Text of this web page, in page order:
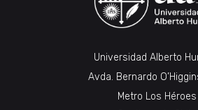
Universidad Alberto
Avda. Bernardo
Metro Los Héroes